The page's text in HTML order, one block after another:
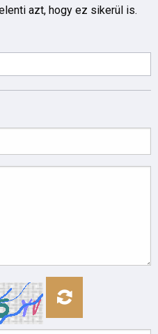
azt, hogy ez sikerül is.